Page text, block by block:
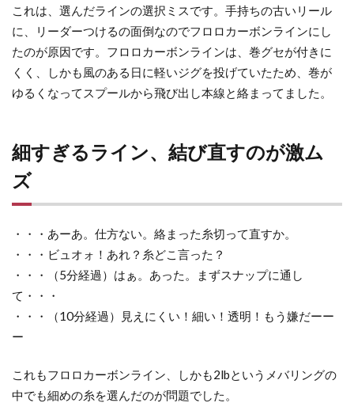
7
今の
タッ
クル
はこ
7.1
ま
7.2
リー
ル
ン
7.4
これは、選んだラインの選択ミスです。手持ちの古いリール
に、リーダーつけるの面倒なのでフロロカーボンラインにし
たのが原因です。フロロカーボンラインは、巻グセが付きに
くく、しかも風のある日に軽いジグを投げていたため、巻が
ゆるくなってスプールから飛び出し本線と絡まってました。
細すぎるライン、結び直すのが激ム
ズ
・・・あーあ。仕方ない。絡まった糸切って直すか。
・・・ビュオォ！あれ？糸どこ言った？
・・・（5分経過）はぁ。あった。まずスナップに通し
て・・・
・・・（10分経過）見えにくい！細い！透明！もう嫌だーー
ー
これもフロロカーボンライン、しかも2lbというメバリングの
中でも細めの糸を選んだのが問題でした。